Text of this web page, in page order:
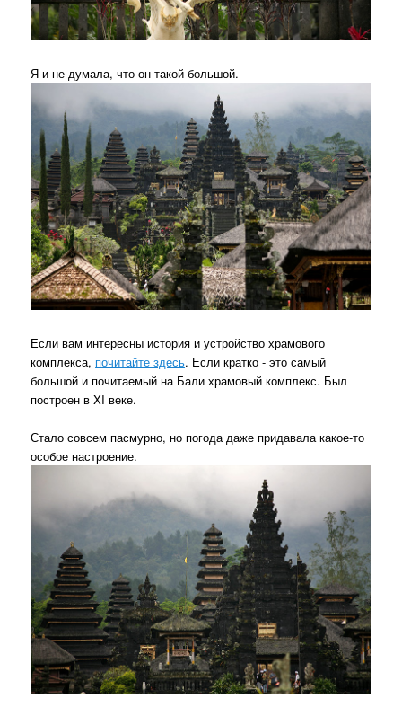
Я и не думала, что он такой большой.
Если вам интересны история и устройство храмового
комплекса, почитайте здесь. Если кратко - это самый
большой и почитаемый на Бали храмовый комплекс. Был
построен в XI веке.
Стало совсем пасмурно, но погода даже придавала какое-то
особое настроение.